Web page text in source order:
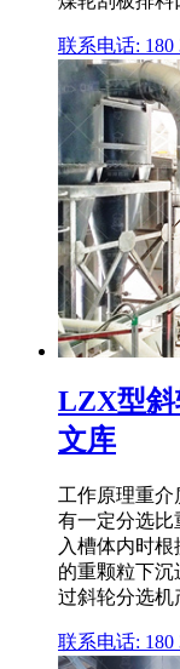
联系电话: 180
LZX型斜
文库
工作原理重
有一定分选比
入槽体内时
的重颗粒下
过斜轮分选机
联系电话: 180